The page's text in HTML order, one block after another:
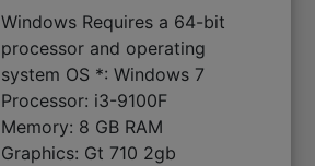
Windows Requires a 64-bit
processor and operating
system OS *: Windows 7
Processor: i3-9100F
Memory: 8 GB RAM
Graphics: Gt 710 2gb